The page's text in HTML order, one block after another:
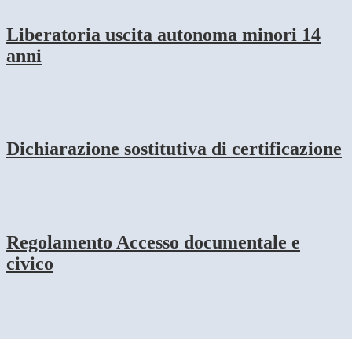
Liberatoria uscita autonoma minori 14
anni
Dichiarazione sostitutiva di certificazione
Regolamento Accesso documentale e
civico